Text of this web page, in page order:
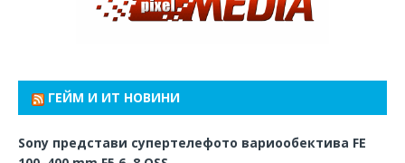
ГЕЙМ И ИТ НОВИНИ
Sony представи супертелефото вариообектива FE